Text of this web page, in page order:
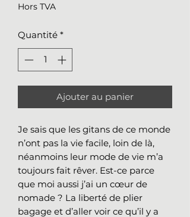
Hors TVA
Quantité *
Ajouter au panier
Je sais que les gitans de ce monde
n’ont pas la vie facile, loin de là,
néanmoins leur mode de vie m’a
toujours fait rêver. Est-ce parce
que moi aussi j’ai un cœur de
nomade ? La liberté de plier
bagage et d’aller voir ce qu’il y a